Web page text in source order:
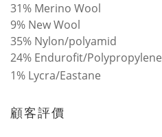
31% Merino Wool
9% New Wool
35% Nylon/polyamid
24% Endurofit/Polypropylene
1% Lycra/Eastane
顧客評價